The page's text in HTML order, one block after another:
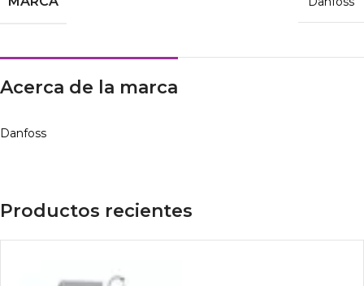
Acerca de la marca
Danfoss
Productos recientes